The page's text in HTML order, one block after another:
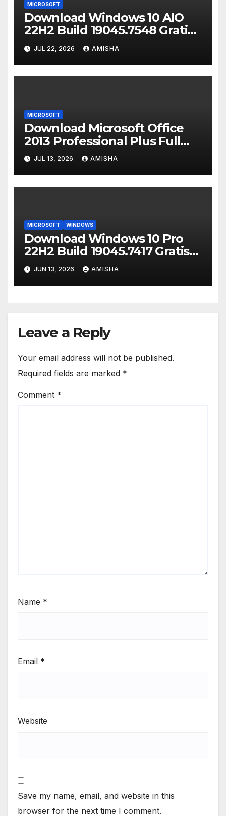
MICROSOFT
Download Windows 10 AIO
22H2 Build 19045.7548 Gratis
Full Version
JUL 22, 2026 AMISHA
MICROSOFT
Download Microsoft Office
2013 Professional Plus Full
Version Gratis (32/64 Bit)
JUL 13, 2026 AMISHA
MICROSOFT WINDOWS
Download Windows 10 Pro
22H2 Build 19045.7417 Gratis
Full Terbaru
JUN 13, 2026 AMISHA
Leave a Reply
Your email address will not be published.
Required fields are marked *
Comment *
Name *
Email *
Website
Save my name, email, and website in this
browser for the next time I comment.